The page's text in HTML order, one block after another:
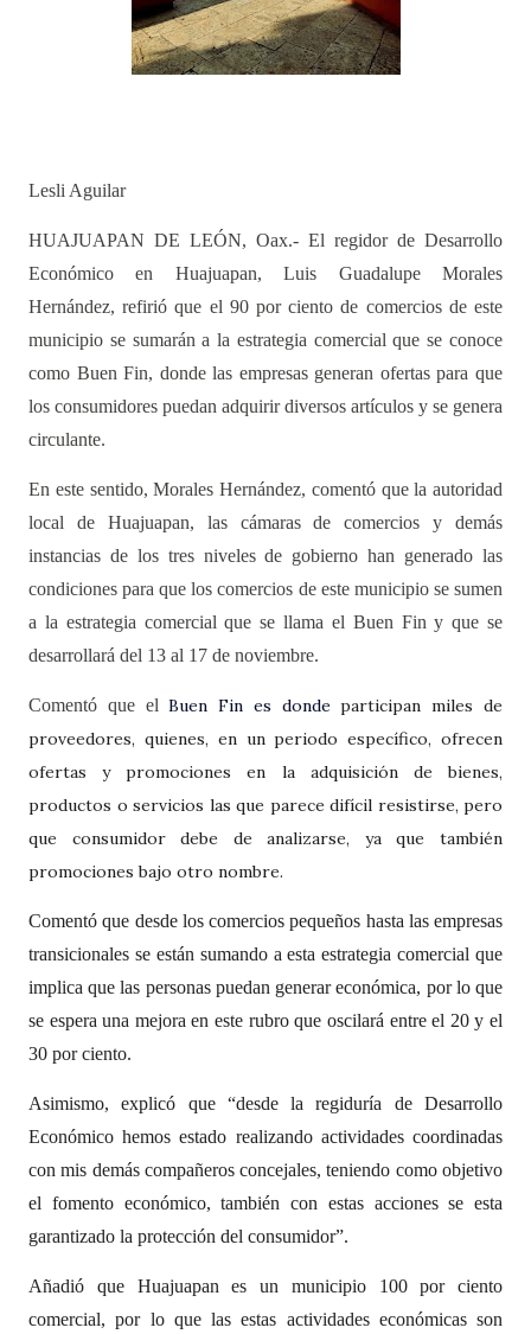
Lesli Aguilar
HUAJUAPAN DE LEÓN, Oax.- El regidor de Desarrollo
Económico en Huajuapan, Luis Guadalupe Morales
Hernández, refirió que el 90 por ciento de comercios de este
municipio se sumarán a la estrategia comercial que se conoce
como Buen Fin, donde las empresas generan ofertas para que
los consumidores puedan adquirir diversos artículos y se genera
circulante.
En este sentido, Morales Hernández, comentó que la autoridad
local de Huajuapan, las cámaras de comercios y demás
instancias de los tres niveles de gobierno han generado las
condiciones para que los comercios de este municipio se sumen
a la estrategia comercial que se llama el Buen Fin y que se
desarrollará del 13 al 17 de noviembre.
Comentó que el Buen Fin es dondeparticipan miles de
proveedores, quienes, en un periodo específico, ofrecen
ofertas y promociones en la adquisición de bienes,
productos o servicios las que parece difícil resistirse, pero
que consumidor debe de analizarse, ya que también
promociones bajo otro nombre.
Comentó que desde los comercios pequeños hasta las empresas
transicionales se están sumando a esta estrategia comercial que
implica que las personas puedan generar económica, por lo que
se espera una mejora en este rubro que oscilará entre el 20 y el
30 por ciento.
Asimismo, explicó que “desde la regiduría de Desarrollo
Económico hemos estado realizando actividades coordinadas
con mis demás compañeros concejales, teniendo como objetivo
el fomento económico, también con estas acciones se esta
garantizado la protección del consumidor”.
Añadió que Huajuapan es un municipio 100 por ciento
comercial, por lo que las estas actividades económicas son